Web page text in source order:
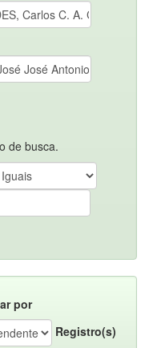
de busca.
por
Registro(s)